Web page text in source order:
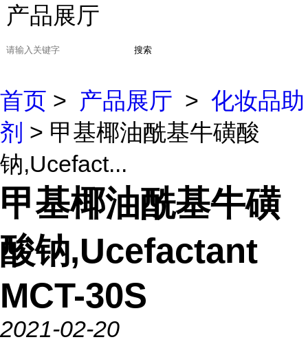
产品展厅
搜索
首页 > 产品展厅 > 化妆品助
剂 > 甲基椰油酰基牛磺酸
钠,Ucefact...
甲基椰油酰基牛磺
酸钠,Ucefactant
MCT-30S
2021-02-20